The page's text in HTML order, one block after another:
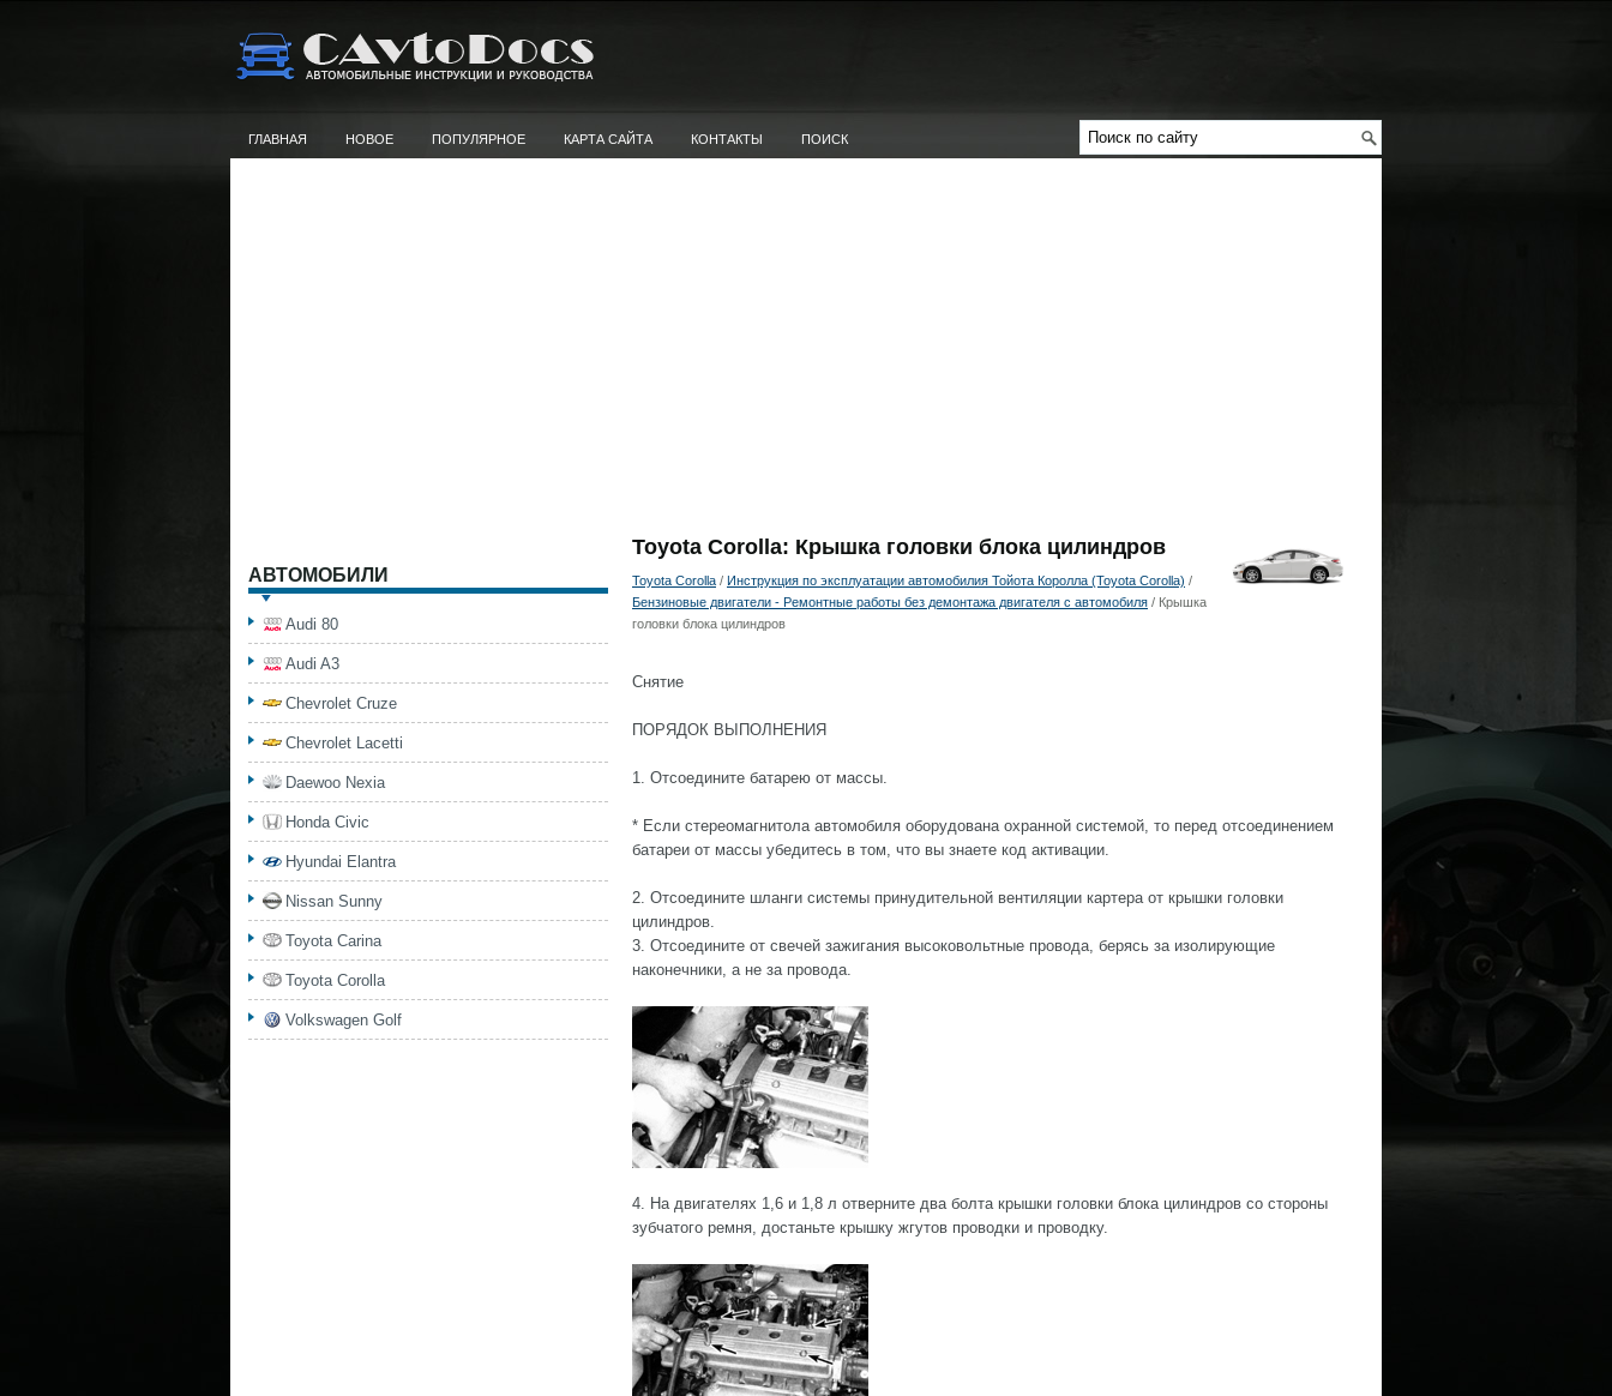
ГЛАВНАЯ НОВОЕ ПОПУЛЯРНОЕ КАРТА САЙТА КОНТАКТЫ ПОИСК
Toyota Corolla: Крышка головки блока цилиндров
Toyota Corolla / Инструкция по эксплуатации автомобилия Тойота Королла (Toyota Corolla) /
Бензиновые двигатели - Ремонтные работы без демонтажа двигателя с автомобиля / Крышка
головки блока цилиндров
Снятие
ПОРЯДОК ВЫПОЛНЕНИЯ
1. Отсоедините батарею от массы.
* Если стереомагнитола автомобиля оборудована охранной системой, то перед отсоединением
батареи от массы убедитесь в том, что вы знаете код активации.
2. Отсоедините шланги системы принудительной вентиляции картера от крышки головки
цилиндров.
3. Отсоедините от свечей зажигания высоковольтные провода, берясь за изолирующие
наконечники, а не за провода.
4. На двигателях 1,6 и 1,8 л отверните два болта крышки головки блока цилиндров со стороны
зубчатого ремня, достаньте крышку жгутов проводки и проводку.
АВТОМОБИЛИ
Audi 80
Audi A3
Chevrolet Cruze
Chevrolet Lacetti
Daewoo Nexia
Honda Civic
Hyundai Elantra
Nissan Sunny
Toyota Carina
Toyota Corolla
Volkswagen Golf